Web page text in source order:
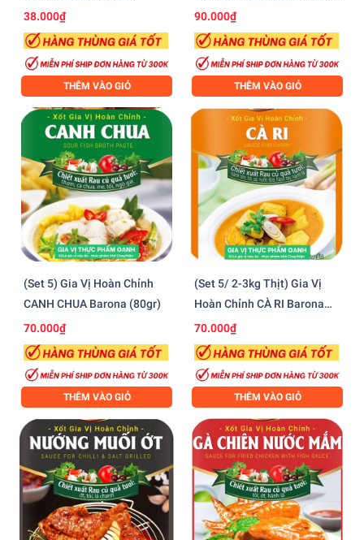
38.000₫
THÊM VÀO GIỎ
90.000₫
THÊM VÀO GIỎ
(Set 5) Gia Vị Hoàn Chỉnh
CANH CHUA Barona (80gr)
70.000₫
THÊM VÀO GIỎ
(Set 5/ 2-3kg Thịt) Gia Vị
Hoàn Chỉnh CÀ RI Barona
(80gr)
70.000₫
THÊM VÀO GIỎ